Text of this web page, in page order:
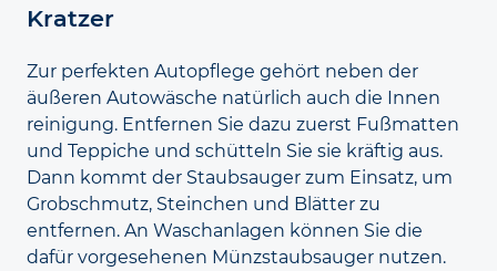
Kratzer
Zur perfekten Autopflege gehört neben der
äußeren Autowäsche natürlich auch die Innen
reinigung. Entfernen Sie dazu zuerst Fußmatten
und Teppiche und schütteln Sie sie kräftig aus.
Dann kommt der Staubsauger zum Einsatz, um
Grobschmutz, Steinchen und Blätter zu
entfernen. An Waschanlagen können Sie die
dafür vorgesehenen Münzstaubsauger nutzen.